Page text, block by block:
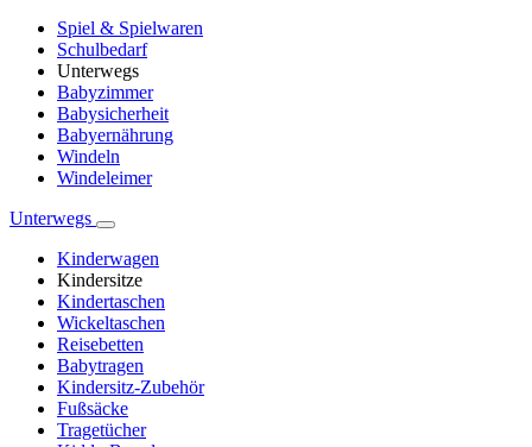
Spiel & Spielwaren
Schulbedarf
Unterwegs
Babyzimmer
Babysicherheit
Babyernährung
Windeln
Windeleimer
Unterwegs
Kinderwagen
Kindersitze
Kindertaschen
Wickeltaschen
Reisebetten
Babytragen
Kindersitz-Zubehör
Fußsäcke
Tragetücher